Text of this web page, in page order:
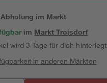
Abholung im Markt
im MarktTroisdorf
wird 3 Tage für dich hinterlegt
in anderen Märkten